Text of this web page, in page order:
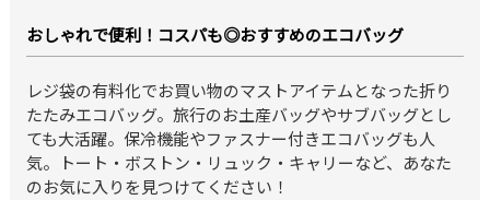
おしゃれで便利！コスパも◎おすすめのエコバッグ
レジ袋の有料化でお買い物のマストアイテムとなった折り
たたみエコバッグ。旅行のお土産バッグやサブバッグとし
ても大活躍。保冷機能やファスナー付きエコバッグも人
気。トート・ボストン・リュック・キャリーなど、あなた
のお気に入りを見つけてください！